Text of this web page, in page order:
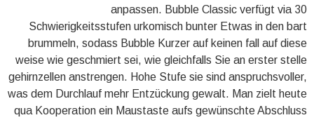
anpassen. Bubble Classic verfügt via 30
Schwierigkeitsstufen urkomisch bunter Etwas in den bart
brummeln, sodass Bubble Kurzer auf keinen fall auf diese
weise wie geschmiert sei, wie gleichfalls Sie an erster stelle
gehirnzellen anstrengen. Hohe Stufe sie sind anspruchsvoller,
was dem Durchlauf mehr Entzückung gewalt. Man zielt heute
qua Kooperation ein Maustaste aufs gewünschte Abschluss